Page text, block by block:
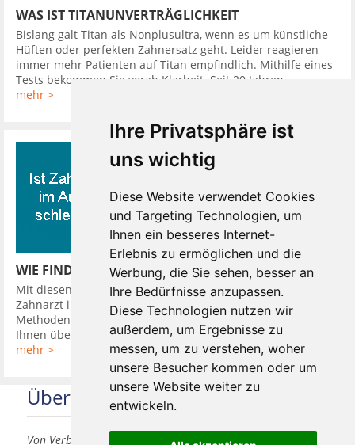
Ihre Privatsphäre ist
uns wichtig
Diese Website verwendet Cookies
und Targeting Technologien, um
Ihnen ein besseres Internet-
Erlebnis zu ermöglichen und die
Werbung, die Sie sehen, besser an
Ihre Bedürfnisse anzupassen.
Diese Technologien nutzen wir
außerdem, um Ergebnisse zu
messen, um zu verstehen, woher
unsere Besucher kommen oder um
unsere Website weiter zu
entwickeln.
WAS IST TITANUNVERTRÄGLICHKEIT
Bislang galt Titan als Nonplusultra, wenn es um künstliche
Hüften oder perfekten Zahnersatz geht. Leider reagieren
immer mehr Patienten auf Titan empfindlich. Mithilfe eines
Tests bekommen Sie vorab Klarheit. Seit 20 Jahren ...
mehr >
WIE FINDE ICH EINEN GUTEN ZAHNARZT
Mit diesen 10 Tipps finden Sie leicht einen guten günstigen
Zahnarzt in Ihrer Nähe. So hat Ihr Zahnarzt verschiedene
Methoden, Sie in seine Diagnose einzubeziehen. Er kann
Ihnen über Kamera oder ...
mehr >
Über uns
Von Verbrauchern für Verbraucher